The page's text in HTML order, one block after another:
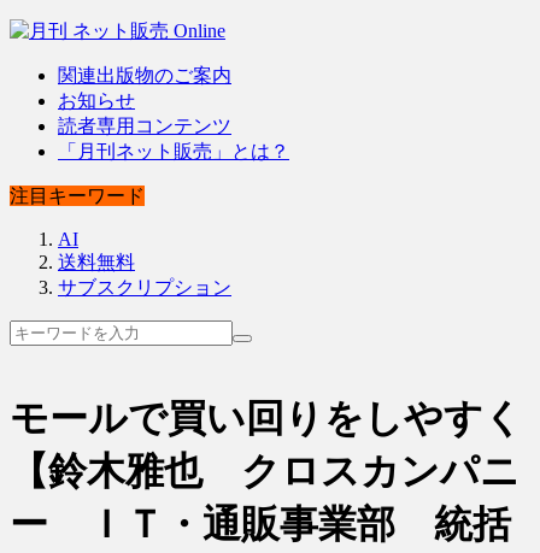
関連出版物のご案内
お知らせ
読者専用コンテンツ
「月刊ネット販売」とは？
注目キーワード
AI
送料無料
サブスクリプション
モールで買い回りをしやすく
【鈴木雅也 クロスカンパニ
ー ＩＴ・通販事業部 統括